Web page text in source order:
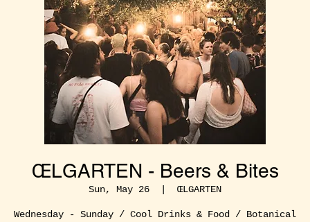
ŒLGARTEN - Beers & Bites
Sun, May 26
  |
ŒLGARTEN
Wednesday - Sunday / Cool Drinks & Food / Botanical